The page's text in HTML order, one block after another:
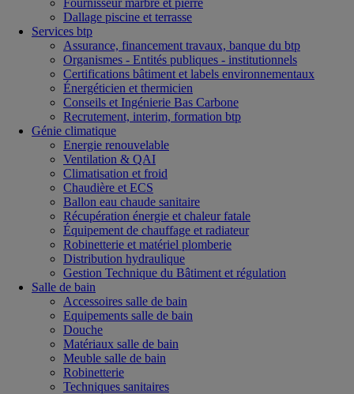
Fournisseur marbre et pierre
Dallage piscine et terrasse
Services btp
Assurance, financement travaux, banque du btp
Organismes - Entités publiques - institutionnels
Certifications bâtiment et labels environnementaux
Énergéticien et thermicien
Conseils et Ingénierie Bas Carbone
Recrutement, interim, formation btp
Génie climatique
Energie renouvelable
Ventilation & QAI
Climatisation et froid
Chaudière et ECS
Ballon eau chaude sanitaire
Récupération énergie et chaleur fatale
Équipement de chauffage et radiateur
Robinetterie et matériel plomberie
Distribution hydraulique
Gestion Technique du Bâtiment et régulation
Salle de bain
Accessoires salle de bain
Equipements salle de bain
Douche
Matériaux salle de bain
Meuble salle de bain
Robinetterie
Techniques sanitaires